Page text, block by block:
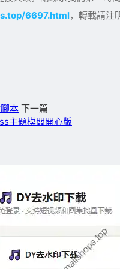
6697.html，轉載請注
本 下一篇
主題模闆開心版